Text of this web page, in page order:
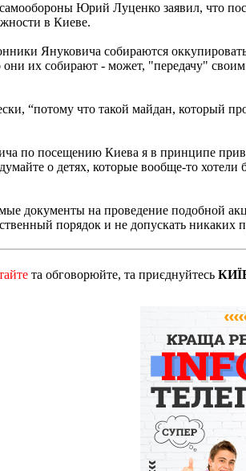
Юрий Луценко заявил, что
в Киеве.
Януковича собираются
их собирают - может, "передачу" своим
“потому что такой майдан, который
по посещению Киева я в принципе
о детях, которые вообще-то
документы на проведение подобной
порядок и не допускать
та обговорюйте, та приєднуйтесь